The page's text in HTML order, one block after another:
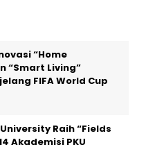
“Home
“Smart Living”
FIFA World Cup
Raih “Fields
Akademisi PKU